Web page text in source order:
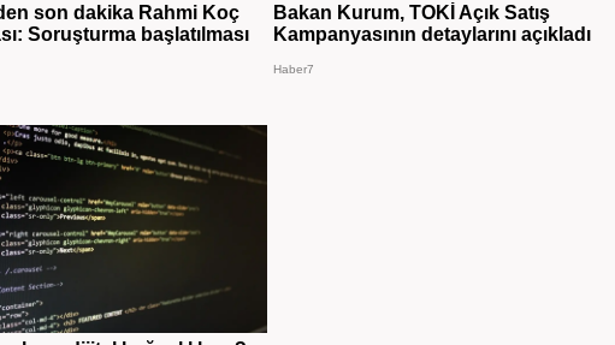
son dakika Rahmi Koç
Soruşturma başlatılması
Bakan Kurum, TOKİ Açık Satış
Kampanyasının detaylarını açıkladı
Haber7